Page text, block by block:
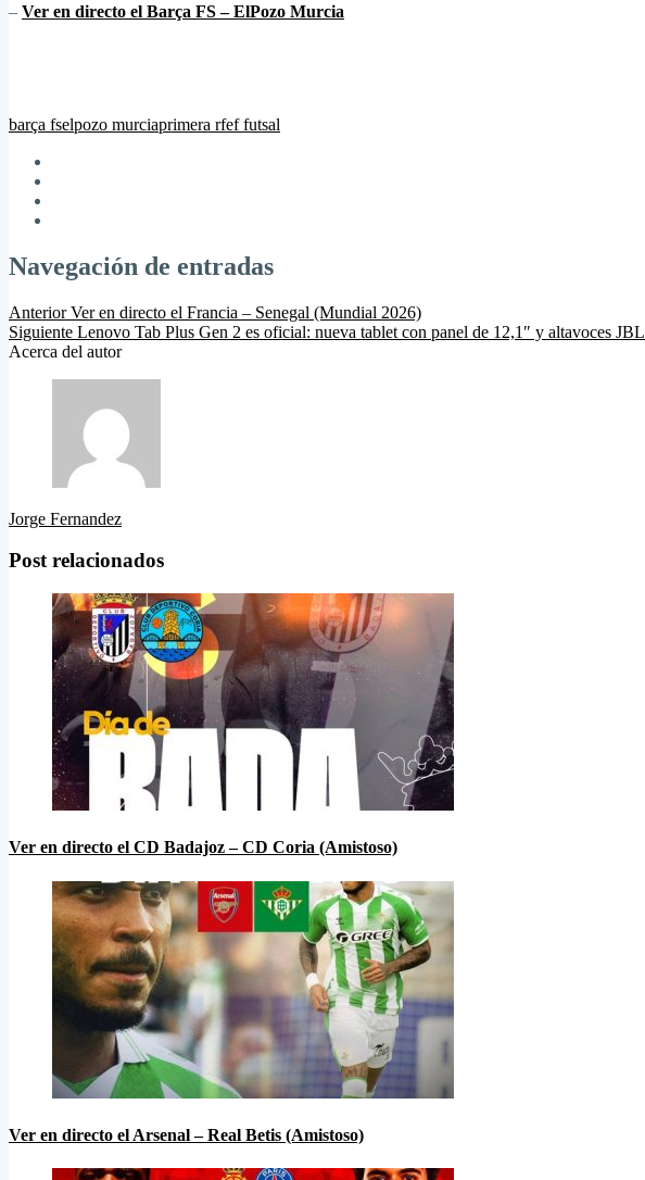
– Ver en directo el Barça FS – ElPozo Murcia
barça fselpozo murciaprimera rfef futsal
Navegación de entradas
Anterior Ver en directo el Francia – Senegal (Mundial 2026)
Siguiente Lenovo Tab Plus Gen 2 es oficial: nueva tablet con panel de 12,1″ y altavoces JBL
Acerca del autor
Jorge Fernandez
Post relacionados
Ver en directo el CD Badajoz – CD Coria (Amistoso)
Ver en directo el Arsenal – Real Betis (Amistoso)